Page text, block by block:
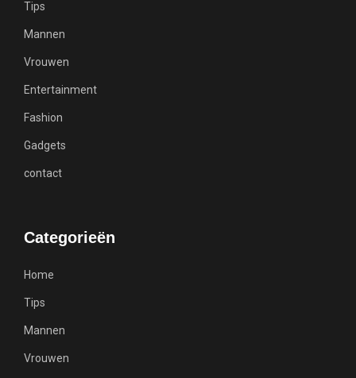
Tips
Mannen
Vrouwen
Entertainment
Fashion
Gadgets
contact
Categorieën
Home
Tips
Mannen
Vrouwen